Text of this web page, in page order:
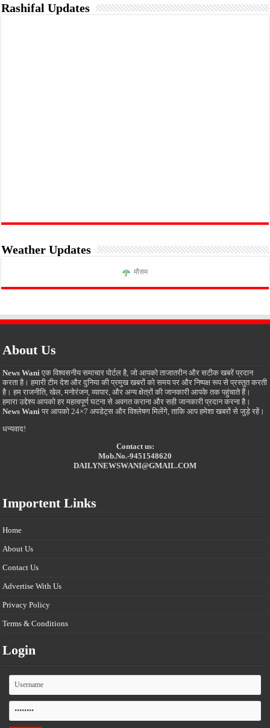
Rashifal Updates
Weather Updates
मौसम
About Us
News Wani एक विश्वसनीय समाचार पोर्टल है, जो आपको ताजातरीन और सटीक खबरें प्रदान
करता है। हमारी टीम देश और दुनिया की प्रमुख खबरों को समय पर और निष्पक्ष रूप से प्रस्तुत करती
है। हम राजनीति, खेल, मनोरंजन, व्यापार, और अन्य क्षेत्रों की जानकारी आपके तक पहुंचाते हैं।
हमारा उद्देश्य आपको हर महत्वपूर्ण घटना से अवगत कराना और सही जानकारी प्रदान करना है।
News Wani पर आपको 24×7 अपडेट्स और विश्लेषण मिलेंगे, ताकि आप हमेशा खबरों से जुड़े रहें।
धन्यवाद!
Contact us:
Mob.No.-9451548620
DAILYNEWSWANI@GMAIL.COM
Importent Links
Home
About Us
Contact Us
Advertise With Us
Privacy Policy
Terms & Conditions
Login